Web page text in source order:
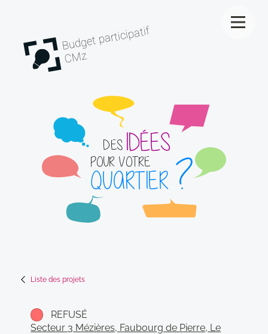
Budget participatif
CMz
Liste des projets
REFUSÉ
Secteur 3 Mézières, Faubourg de Pierre, Le
POUR VOTRE
IDÉES
QUARTIER ?
DES